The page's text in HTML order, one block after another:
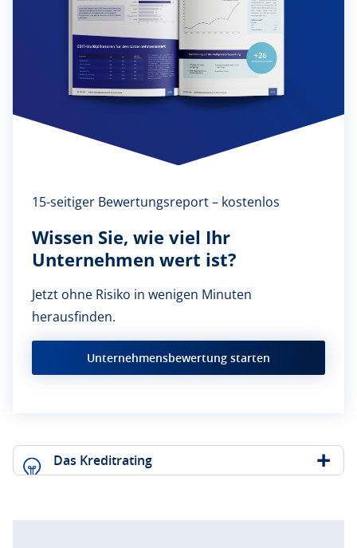
15-seitiger Bewertungsreport – kostenlos
Wissen Sie, wie viel Ihr
Unternehmen wert ist?
Jetzt ohne Risiko in wenigen Minuten
herausfinden.
Unternehmensbewertung starten
Das Kreditrating